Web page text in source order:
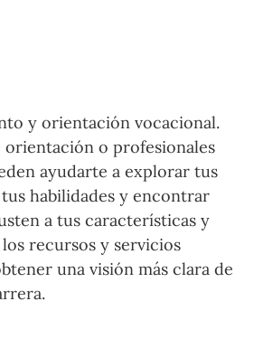
y orientación vocacional.
orientación o profesionales
ayudarte a explorar tus
habilidades y encontrar
a tus características y
recursos y servicios
una visión más clara de